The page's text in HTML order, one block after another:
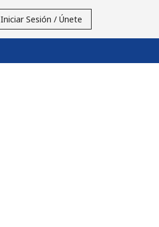
Iniciar Sesión / Únete